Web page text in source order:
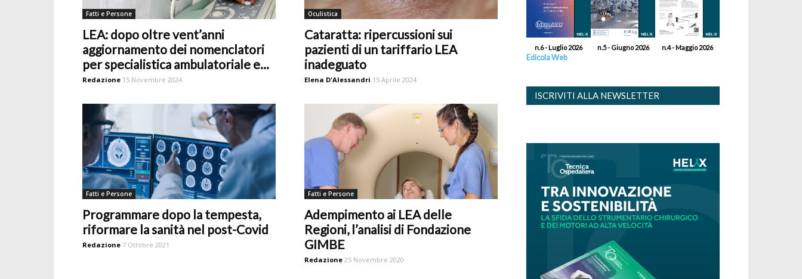
Fatti e Persone
LEA: dopo oltre vent’anni
aggiornamento dei nomenclatori
per specialistica ambulatoriale e...
Redazione 15 Novembre 2024
Oculistica
Cataratta: ripercussioni sui
pazienti di un tariffario LEA
inadeguato
Elena D'Alessandri 15 Aprile 2024
Fatti e Persone
Programmare dopo la tempesta,
riformare la sanità nel post-Covid
Redazione 7 Ottobre 2021
Fatti e Persone
Adempimento ai LEA delle
Regioni, l’analisi di Fondazione
GIMBE
Redazione 25 Novembre 2020
n.6 - Luglio 2026 n.5 - Giugno 2026 n.4 - Maggio 2026
Edicola Web
ISCRIVITI ALLA NEWSLETTER